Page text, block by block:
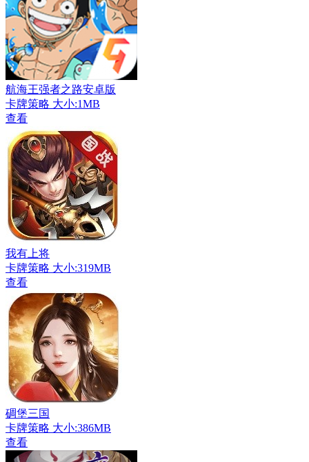
航海王强者之路安卓版
卡牌策略 大小:1MB
查看
我有上将
卡牌策略 大小:319MB
查看
碉堡三国
卡牌策略 大小:386MB
查看